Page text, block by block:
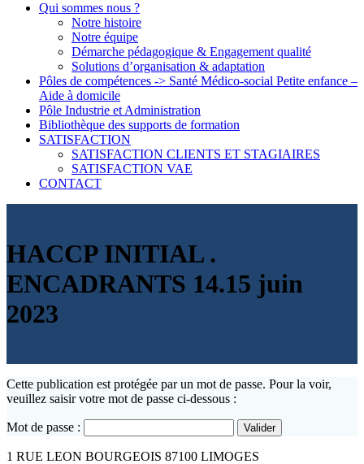
Qui sommes nous ?
Notre histoire
Notre équipe
Démarche pédagogique & Engagement qualité
Solutions d’organisation & adaptation
Pôles de compétences -> Santé Médico-social Petite enfance –
Aide à domicile
Pôle Industrie et Administration
Bibliothèque des supports de formation
SATISFACTION
SATISFACTION CLIENTS ET STAGIAIRES
SATISFACTION VAE
CONTACT
HACCP INITIAL .
ENCADRANTS 14.15 juin
2023
Cette publication est protégée par un mot de passe. Pour la voir,
veuillez saisir votre mot de passe ci-dessous :
Mot de passe :
1 RUE LEON BOURGEOIS 87100 LIMOGES